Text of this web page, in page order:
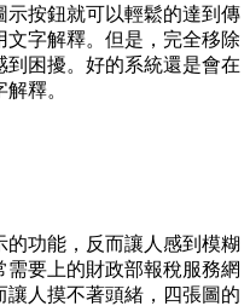
示按鈕就可以輕鬆的達到傳
字解釋。但是，完全移除
困擾。好的系統還是會在
釋。
功能，反而讓人感到模糊
要上的財政部報稅服務網
人摸不著頭緒，四張圖的